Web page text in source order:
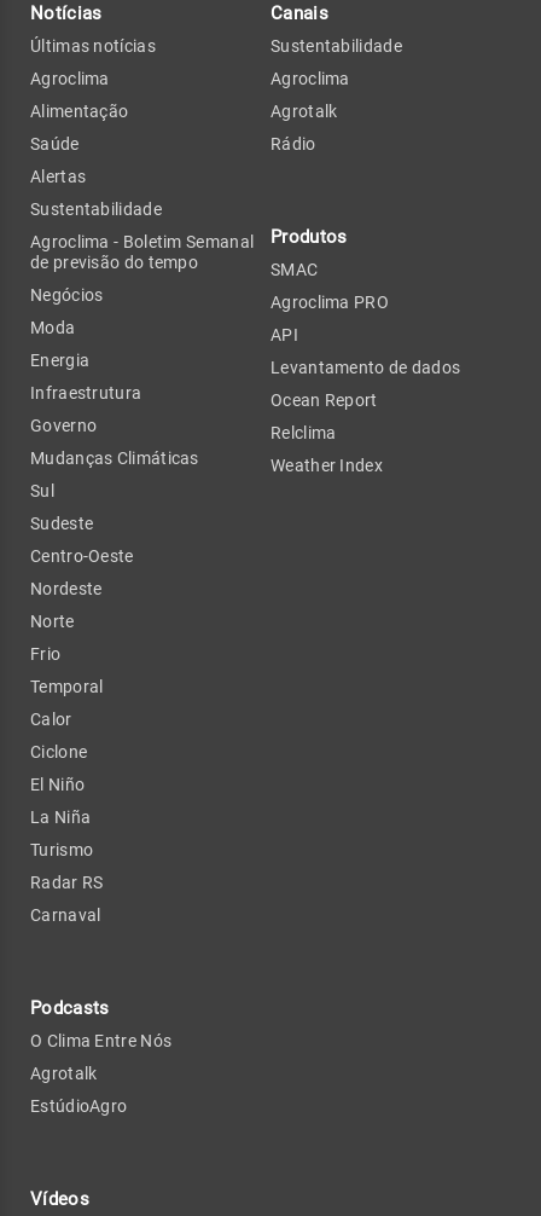
Notícias
Últimas notícias
Agroclima
Alimentação
Saúde
Alertas
Sustentabilidade
Agroclima - Boletim Semanal
de previsão do tempo
Negócios
Moda
Energia
Infraestrutura
Governo
Mudanças Climáticas
Sul
Sudeste
Centro-Oeste
Nordeste
Norte
Frio
Temporal
Calor
Ciclone
El Niño
La Niña
Turismo
Radar RS
Carnaval
Podcasts
O Clima Entre Nós
Agrotalk
EstúdioAgro
Vídeos
Canais
Sustentabilidade
Agroclima
Agrotalk
Rádio
Produtos
SMAC
Agroclima PRO
API
Levantamento de dados
Ocean Report
Relclima
Weather Index